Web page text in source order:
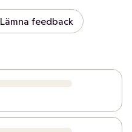
Lämna feedback